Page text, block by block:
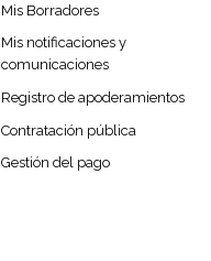
Mis Borradores
Mis notificaciones y
comunicaciones
Registro de apoderamientos
Contratación pública
Gestión del pago